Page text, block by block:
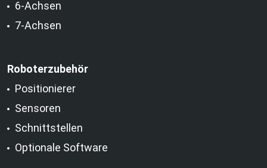
6-Achsen
7-Achsen
Roboterzubehör
Positionierer
Sensoren
Schnittstellen
Optionale Software